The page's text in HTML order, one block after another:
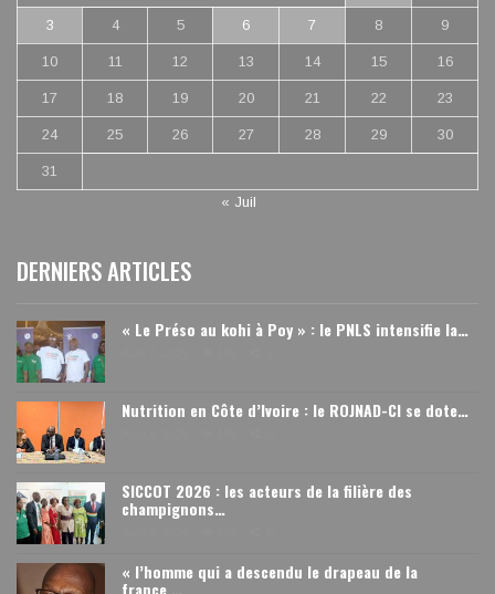
3 4 5 6 7 8 9
10 11 12 13 14 15 16
17 18 19 20 21 22 23
24 25 26 27 28 29 30
31
« Juil
DERNIERS ARTICLES
« Le Préso au kohi à Poy » : le PNLS intensifie la…
Nutrition en Côte d’Ivoire : le ROJNAD-CI se dote…
SICCOT 2026 : les acteurs de la filière des
champignons…
« l’homme qui a descendu le drapeau de la
france …